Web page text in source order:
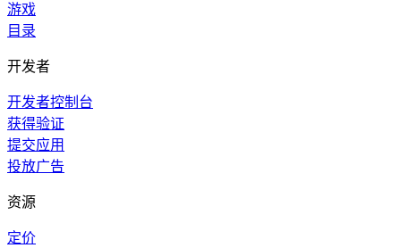
游戏
目录
开发者
开发者控制台
获得验证
提交应用
投放广告
资源
定价